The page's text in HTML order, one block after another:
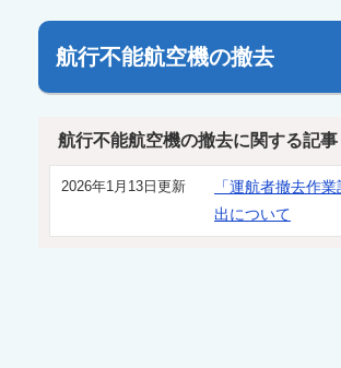
航行不能航空機の撤去
航行不能航空機の撤去に関する記事
2026年1月13日更新
「運航者撤去作
出について